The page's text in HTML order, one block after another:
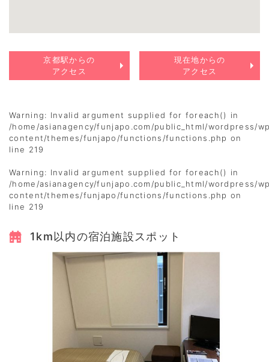
京都駅からの
アクセス
現在地からの
アクセス
Warning: Invalid argument supplied for foreach() in
/home/asianagency/funjapo.com/public_html/wordpress/
content/themes/funjapo/functions/functions.php on
line 219
Warning: Invalid argument supplied for foreach() in
/home/asianagency/funjapo.com/public_html/wordpress/
content/themes/funjapo/functions/functions.php on
line 219
1km以内の宿泊施設スポット